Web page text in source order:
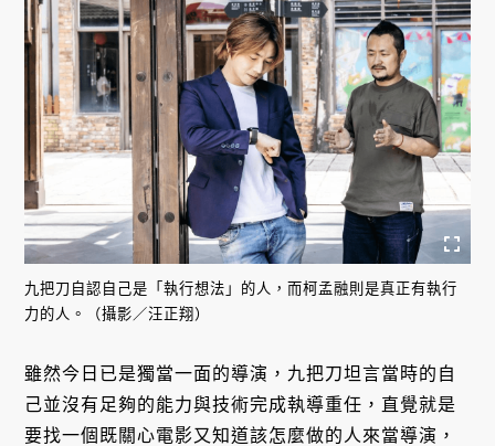
九把刀自認自己是「執行想法」的人，而柯孟融則是真正有執行
力的人。（攝影／汪正翔）
雖然今日已是獨當一面的導演，九把刀坦言當時的自
己並沒有足夠的能力與技術完成執導重任，直覺就是
要找一個既關心電影又知道該怎麼做的人來當導演，